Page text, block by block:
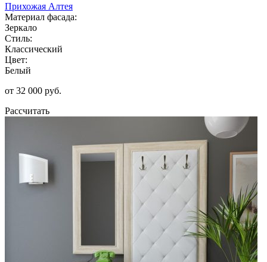
Прихожая Алтея
Материал фасада:
Зеркало
Стиль:
Классический
Цвет:
Белый
от 32 000 руб.
Рассчитать